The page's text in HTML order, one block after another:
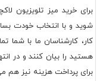
شوید و با انتخاب خودت
کار، کارشناسان ما با شما
برای پرداخت هزینه نیز هم